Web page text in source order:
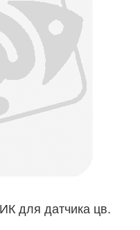
для датчика цв.